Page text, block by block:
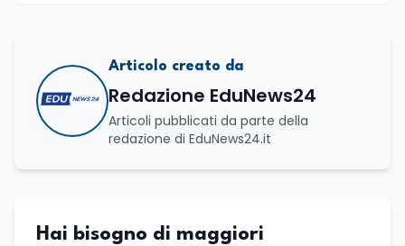
Articolo creato da
Redazione EduNews24
Articoli pubblicati da parte della
redazione di EduNews24.it
Hai bisogno di maggiori